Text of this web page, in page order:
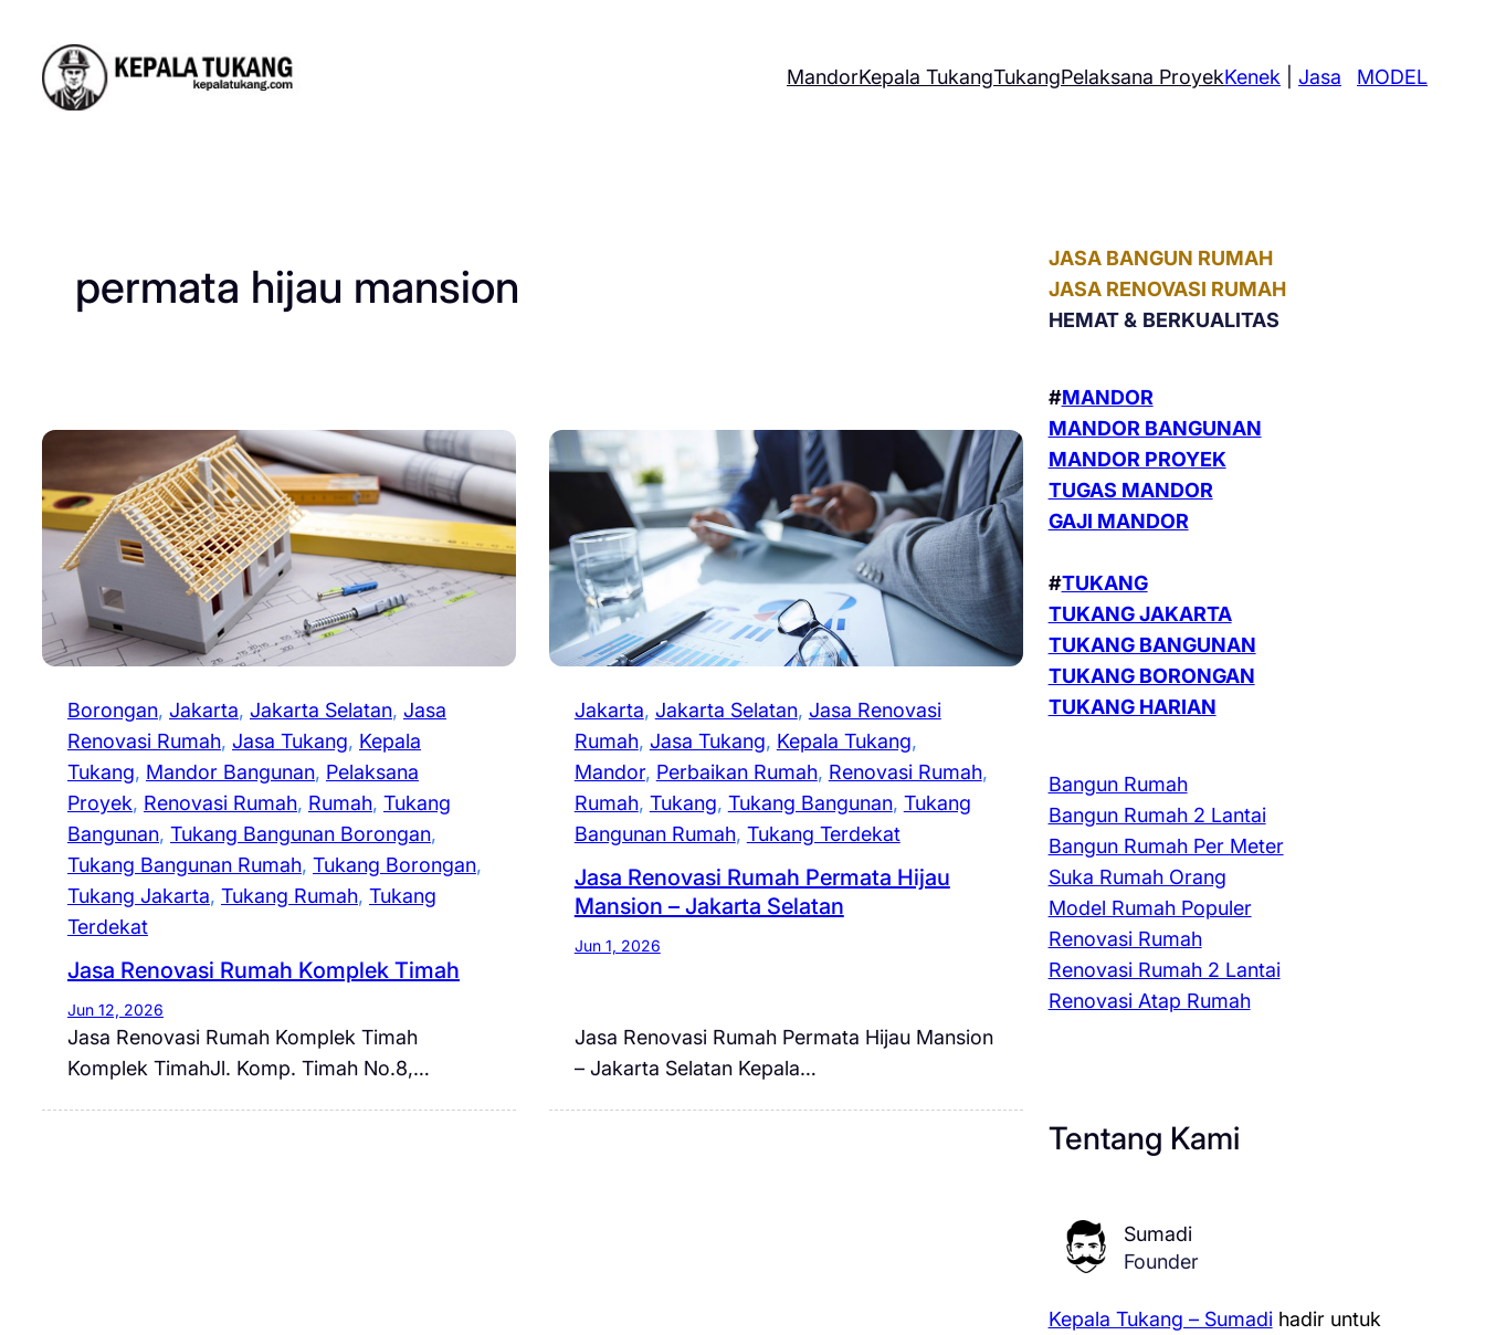
content
MandorKepala TukangTukangPelaksana ProyekKenek |Jasa MODEL
permata hijau mansion
Borongan, Jakarta, Jakarta Selatan, Jasa
Renovasi Rumah, Jasa Tukang, Kepala
Tukang, Mandor Bangunan, Pelaksana
Proyek, Renovasi Rumah, Rumah, Tukang
Bangunan, Tukang Bangunan Borongan
Tukang Bangunan Rumah, Tukang Borongan
Tukang Jakarta, Tukang Rumah, Tukang
Terdekat
Jasa Renovasi Rumah Komplek Timah
Jun 12, 2026
Jasa Renovasi Rumah Komplek Timah
Komplek TimahJl. Komp. Timah No.8,…
Jakarta, Jakarta Selatan, Jasa Renovasi
Rumah, Jasa Tukang, Kepala Tukang
Mandor, Perbaikan Rumah, Renovasi Rumah
Rumah, Tukang, Tukang Bangunan, Tukang
Bangunan Rumah, Tukang Terdekat
Jasa Renovasi Rumah Permata Hijau
Mansion – Jakarta Selatan
Jun 1, 2026
Jasa Renovasi Rumah Permata Hijau Mansion
– Jakarta Selatan Kepala…
JASA BANGUN RUMAH
JASA RENOVASI RUMAH
HEMAT & BERKUALITAS
#MANDOR
MANDOR BANGUNAN
MANDOR PROYEK
TUGAS MANDOR
GAJI MANDOR
#TUKANG
TUKANG JAKARTA
TUKANG BANGUNAN
TUKANG BORONGAN
TUKANG HARIAN
Bangun Rumah
Bangun Rumah 2 Lantai
Bangun Rumah Per Meter
Suka Rumah Orang
Model Rumah Populer
Renovasi Rumah
Renovasi Rumah 2 Lantai
Renovasi Atap Rumah
Tentang Kami
Sumadi
Founder
Kepala Tukang – Sumadihadir untuk